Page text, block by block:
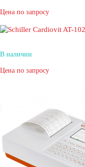
Цена по запросу
В наличии
Цена по запросу